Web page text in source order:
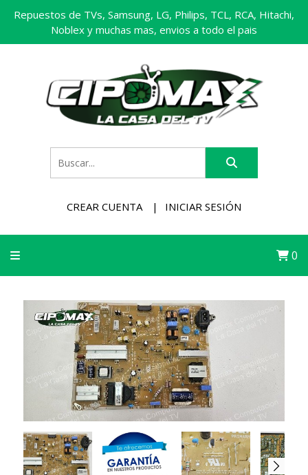
Repuestos de TVs, Samsung, LG, Philips, TCL, RCA, Hitachi,
Noblex y muchas mas, envios a todo el pais
CREAR CUENTA INICIAR SESIÓN
0